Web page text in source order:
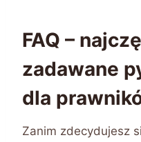
FAQ –
zadawane
dla
Zanim zdecydujesz